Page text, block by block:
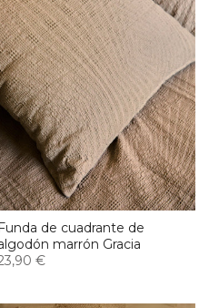
Funda de cuadrante de
marrón Gracia
€